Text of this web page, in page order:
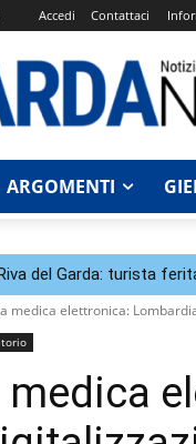
Accedi Contattaci
ARGOMENTI
del Garda: turista
medica elettronica:
medica